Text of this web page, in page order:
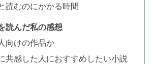
読むのにかかる時間
読んだ私の感想
向けの作品か
共感した人におすすめしたい小説